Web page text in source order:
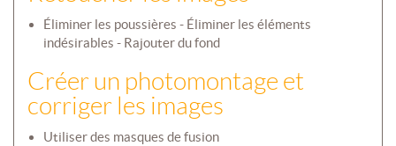
Éliminer les poussières - Éliminer les éléments
indésirables - Rajouter du fond
Créer un photomontage et
corriger les images
Utiliser des masques de fusion